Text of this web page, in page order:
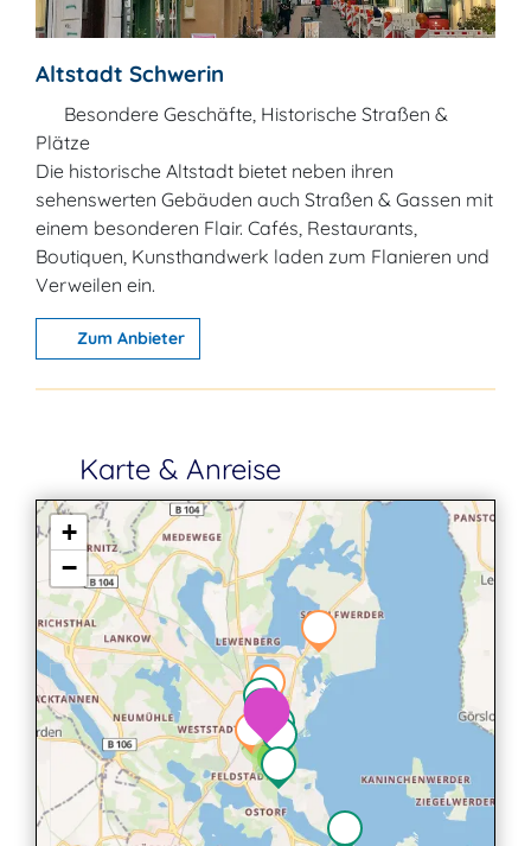
Altstadt Schwerin
Besondere Geschäfte, Historische Straßen &
Plätze
Die historische Altstadt bietet neben ihren
sehenswerten Gebäuden auch Straßen & Gassen mit
einem besonderen Flair. Cafés, Restaurants,
Boutiquen, Kunsthandwerk laden zum Flanieren und
Verweilen ein.
Zum Anbieter
Karte & Anreise
3
22
+
−